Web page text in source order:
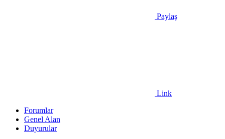
Paylaş
Link
Forumlar
Genel Alan
Duyurular